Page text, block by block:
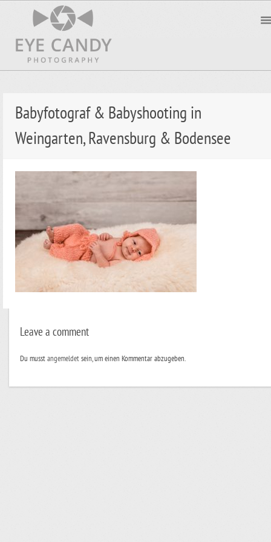
Babyfotograf & Babyshooting in
Weingarten, Ravensburg & Bodensee
Leave a comment
Du musstangemeldetsein, um einen Kommentar abzugeben.